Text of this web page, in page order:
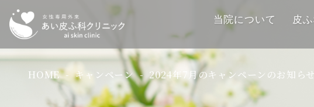
当院について 皮
HOME キャンペーン 2024年7月のキャンペーンのお知らせ